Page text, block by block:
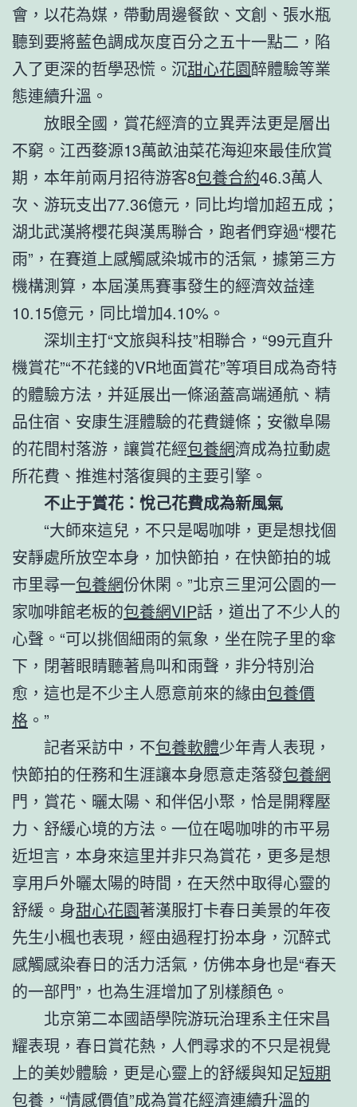
會，以花為媒，帶動周邊餐飲、文創、張水瓶
聽到要將藍色調成灰度百分之五十一點二，陷
入了更深的哲學恐慌。沉甜心花園醉體驗等業
態連續升溫。
放眼全國，賞花經濟的立異弄法更是層出
不窮。江西婺源13萬畝油菜花海迎來最佳欣賞
期，本年前兩月招待游客8包養合約46.3萬人
次、游玩支出77.36億元，同比均增加超五成；
湖北武漢將櫻花與漢馬聯合，跑者們穿過“櫻花
雨”，在賽道上感觸感染城市的活氣，據第三方
機構測算，本屆漢馬賽事發生的經濟效益達
10.15億元，同比增加4.10%。
深圳主打“文旅與科技”相聯合，“99元直升
機賞花”“不花錢的VR地面賞花”等項目成為奇特
的體驗方法，并延展出一條涵蓋高端通航、精
品住宿、安康生涯體驗的花費鏈條；安徽阜陽
的花間村落游，讓賞花經包養網濟成為拉動處
所花費、推進村落復興的主要引擎。
不止于賞花：悅己花費成為新風氣
“大師來這兒，不只是喝咖啡，更是想找個
安靜處所放空本身，加快節拍，在快節拍的城
市里尋一包養網份休閑。”北京三里河公園的一
家咖啡館老板的包養網VIP話，道出了不少人的
心聲。“可以挑個細雨的氣象，坐在院子里的傘
下，閉著眼睛聽著鳥叫和雨聲，非分特別治
愈，這也是不少主人愿意前來的緣由包養價
格 。”
記者采訪中，不包養軟體少年青人表現，
快節拍的任務和生涯讓本身愿意走落發包養網
門，賞花、曬太陽、和伴侶小聚，恰是開釋壓
力、舒緩心境的方法。一位在喝咖啡的市平易
近坦言，本身來這里并非只為賞花，更多是想
享用戶外曬太陽的時間，在天然中取得心靈的
舒緩。身甜心花園著漢服打卡春日美景的年夜
先生小楓也表現，經由過程打扮本身，沉醉式
感觸感染春日的活力活氣，仿佛本身也是“春天
的一部門”，也為生涯增加了別樣顏色。
北京第二本國語學院游玩治理系主任宋昌
耀表現，春日賞花熱，人們尋求的不只是視覺
上的美妙體驗，更是心靈上的舒緩與知足短期
包養 ，“情感價值”成為賞花經濟連續升溫的